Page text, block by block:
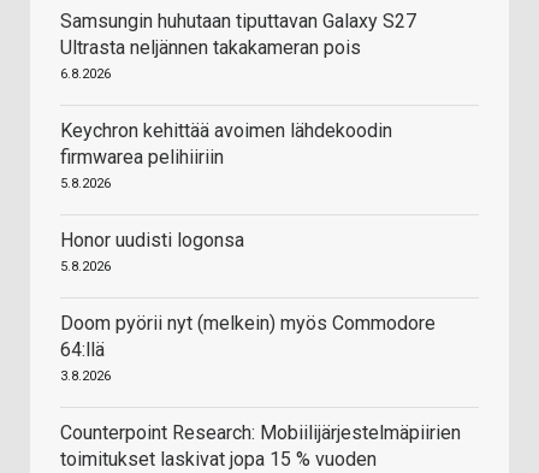
Samsungin huhutaan tiputtavan Galaxy S27
Ultrasta neljännen takakameran pois
6.8.2026
Keychron kehittää avoimen lähdekoodin
firmwarea pelihiiriin
5.8.2026
Honor uudisti logonsa
5.8.2026
Doom pyörii nyt (melkein) myös Commodore
64:llä
3.8.2026
Counterpoint Research: Mobiilijärjestelmäpiirien
toimitukset laskivat jopa 15 % vuoden